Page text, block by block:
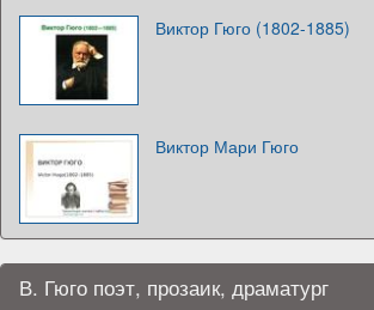
Виктор Гюго (1802-1885)
Виктор Мари Гюго
В. Гюго поэт, прозаик, драматург